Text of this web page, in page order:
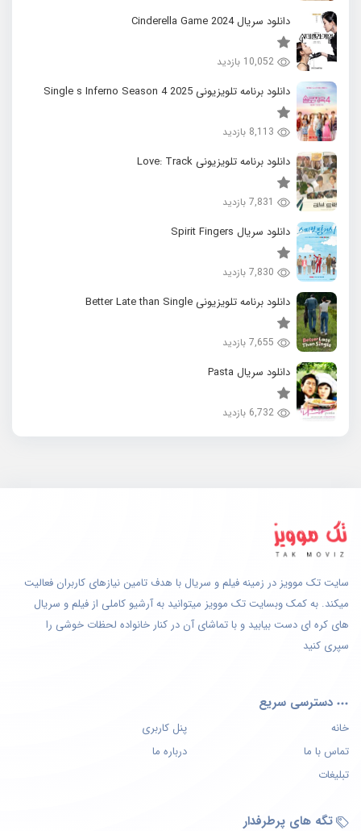
دانلود سریال 2024 Cinderella Game
10,052 بازدید
دانلود برنامه تلویزیونی 2025 Single s Inferno Season 4
8,113 بازدید
دانلود برنامه تلویزیونی Love: Track
7,831 بازدید
دانلود سریال Spirit Fingers
7,830 بازدید
دانلود برنامه تلویزیونی Better Late than Single
7,655 بازدید
دانلود سریال Pasta
6,732 بازدید
سایت تک موویز در زمینه فیلم و سریال با هدف تامین نیازهای کاربران فعالیت
میکند. به کمک وبسایت تک موویز میتوانید به آرشیو کاملی از فیلم و سریال
های کره ای دست بیابید و با تماشای آن در کنار خانواده لحظات خوشی را
سپری کنید
دسترسی سریع
خانه
پنل کاربری
تماس با ما
درباره ما
تبلیغات
تگه های پرطرفدار